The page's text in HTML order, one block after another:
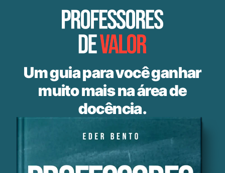
Um guia para você ganhar
muito mais na área de
docência.